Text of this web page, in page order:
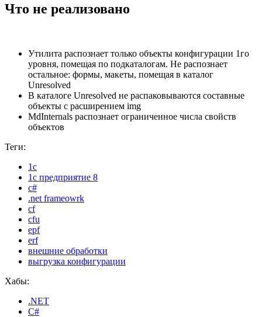
Что не реализовано
Утилита распознает только объекты конфигурации 1го
уровня, помещая по подкаталогам. Не распознает
остальное: формы, макеты, помещая в каталог
Unresolved
В каталоге Unresolved не распаковываются составные
объекты с расширением img
MdInternals распознает ограниченное числа свойств
объектов
Теги:
1с
1с предприятие 8
c#
.net frameowrk
cf
cfu
epf
erf
внешние обработки
выгрузка конфигурации
Хабы:
.NET
C#